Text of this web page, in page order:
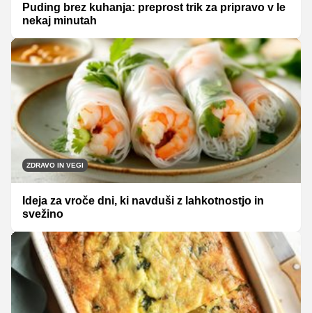
Puding brez kuhanja: preprost trik za pripravo v le
nekaj minutah
ZDRAVO IN VEGI
Ideja za vroče dni, ki navduši z lahkotnostjo in
svežino